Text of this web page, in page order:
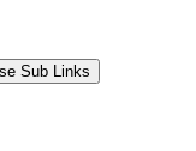
Sub Links